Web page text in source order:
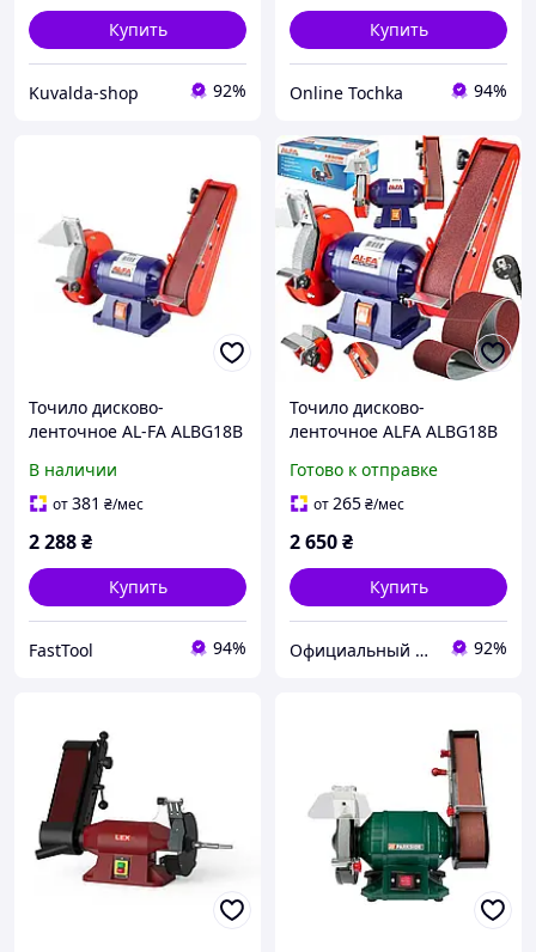
Купить
Kuvalda-shop 92%
Купить
Online Tochka 94%
Точило дисково-
ленточное AL-FA ALBG18B
В наличии
от381 ₴/мес
2 288₴
Купить
FastTool 94%
Точило дисково-
ленточное ALFA ALBG18B
Einhell МС-US 240/350 (5
шт.)
Готово к отправке
от265₴/мес
2 650₴
Купить
Официальный магазин Kraft&Dele🛠 92%